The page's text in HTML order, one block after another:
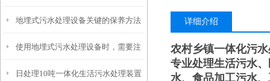
特点呢？
地埋式污水处理设备关键的保养方法
使用地埋式污水处理设备时，需要注
意以下事项
日处理10吨一体化生活污水处理装置
详细介绍
农村乡镇一体化污
专业处理生活污水
水、食品加工污水